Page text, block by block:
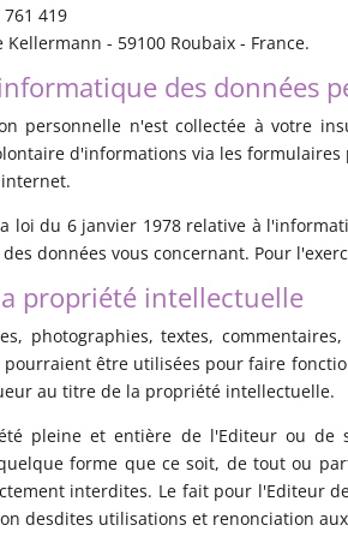
761 419
Kellermann - 59100 Roubaix - France.
des données
personnelle n'est collectée à votre
d'informations via les
loi du 6 janvier 1978 relative à
données vous concernant. Pour
propriété intellectuelle
photographies, textes,
être utilisées pour faire
au titre de la propriété intellectuelle.
pleine et entière de l'Editeur ou de
forme que ce soit, de tout ou
interdites. Le fait pour l'Editeur
desdites utilisations et renonciation